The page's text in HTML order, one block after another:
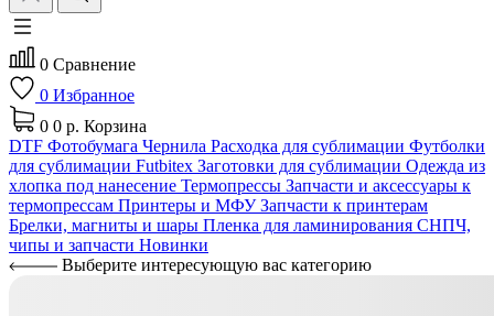
0 Сравнение
0 Избранное
0 0 р. Корзина
DTF Фотобумага Чернила Расходка для сублимации Футболки
для сублимации Futbitex Заготовки для сублимации Одежда из
хлопка под нанесение Термопрессы Запчасти и аксессуары к
термопрессам Принтеры и МФУЗапчасти к принтерам
Брелки, магниты и шары Пленка для ламинирования СНПЧ,
чипы и запчасти Новинки
Выберите интересующую вас категорию